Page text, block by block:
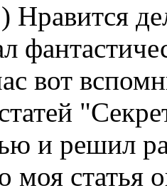
Нравится
вот
и решил
моя статья